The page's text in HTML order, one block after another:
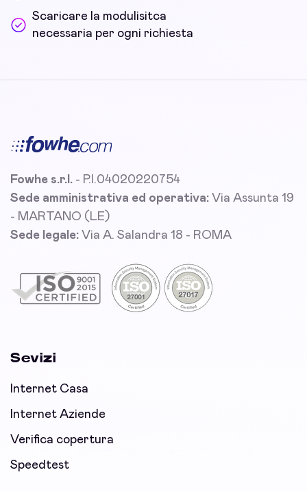
Scaricare la modulisitca
necessaria per ogni richiesta
Fowhe s.r.l. - P.I.04020220754
Sede amministrativa ed operativa: Via Assunta 19
- MARTANO (LE)
Sede legale: Via A. Salandra 18 - ROMA
Sevizi
Internet Casa
Internet Aziende
Verifica copertura
Speedtest